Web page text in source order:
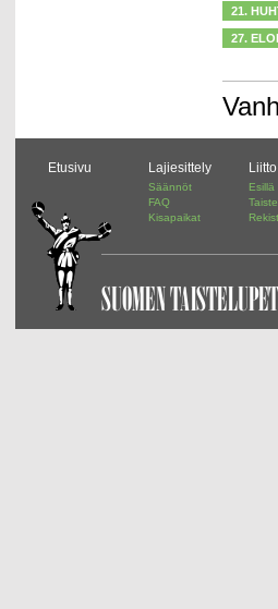
21.
27.
Etusivu Lajiesittely
Säännöt
FAQ
Kisapaikat
Liitto
Esillä